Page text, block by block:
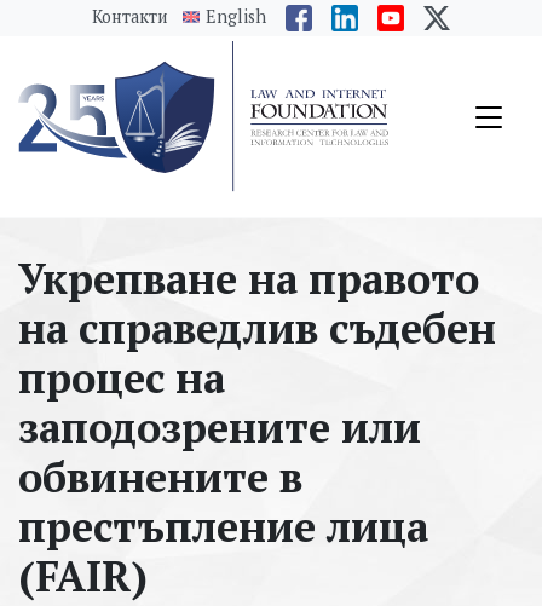
messages.Skip to main content
Контакти English
Укрепване на правото
на справедлив съдебен
процес на
заподозрените или
обвинените в
престъплениe лица
(FAIR)